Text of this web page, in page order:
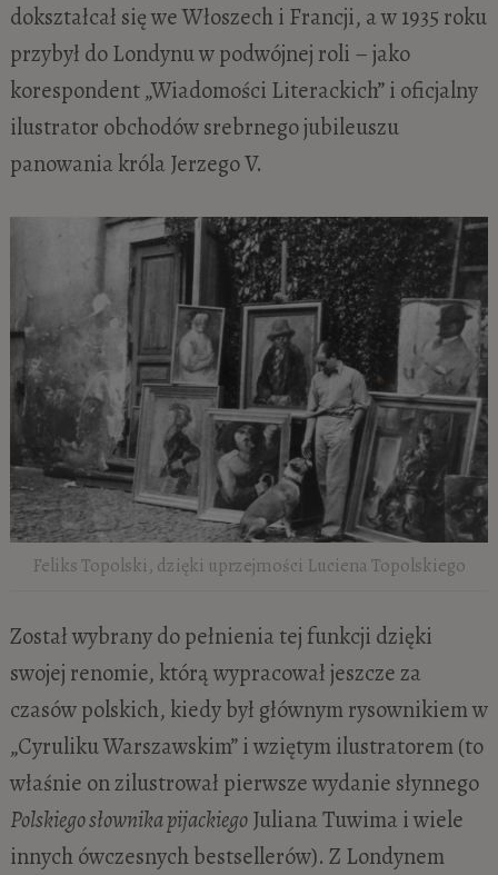
dokształcał się we Włoszech i Francji, a w 1935 roku
przybył do Londynu w podwójnej roli – jako
korespondent „Wiadomości Literackich” i oficjalny
ilustrator obchodów srebrnego jubileuszu
panowania króla Jerzego V.
Feliks Topolski, dzięki uprzejmości Luciena Topolskiego
Został wybrany do pełnienia tej funkcji dzięki
swojej renomie, którą wypracował jeszcze za
czasów polskich, kiedy był głównym rysownikiem w
„Cyruliku Warszawskim” i wziętym ilustratorem (to
właśnie on zilustrował pierwsze wydanie słynnego
Polskiego słownika pijackiegoJuliana Tuwima i wiele
innych ówczesnych bestsellerów). Z Londynem